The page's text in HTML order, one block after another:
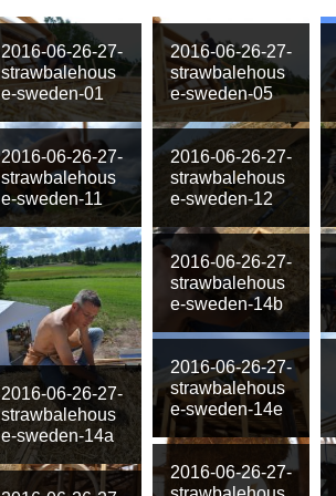
2016-06-26-27-
strawbalehous
e-sweden-01
2016-06-26-27-
strawbalehous
e-sweden-05
2016-06-26-27-
strawbalehous
e-sweden-11
2016-06-26-27-
strawbalehous
e-sweden-12
2016-06-26-27-
strawbalehous
e-sweden-14a
2016-06-26-27-
strawbalehous
e-sweden-14b
2016-06-26-27-
strawbalehous
e-sweden-14e
2016-06-26-27-